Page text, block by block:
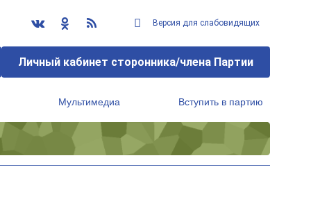
Версия для слабовидящих
Личный кабинет сторонника/члена Партии
Мультимедиа Вступить в партию